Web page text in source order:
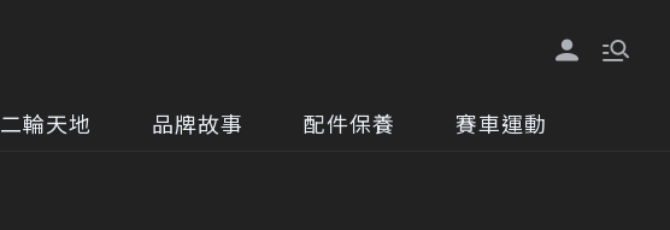
二輪天地 品牌故事 配件保養 賽車運動